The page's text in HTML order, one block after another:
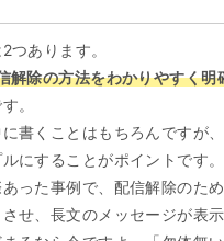
2つあります。
解除の方法をわかりやすく明
。
に書くことはもちろんですが
にすることがポイントです。
った事例で、配信解除のた
せ、長文のメッセージが表